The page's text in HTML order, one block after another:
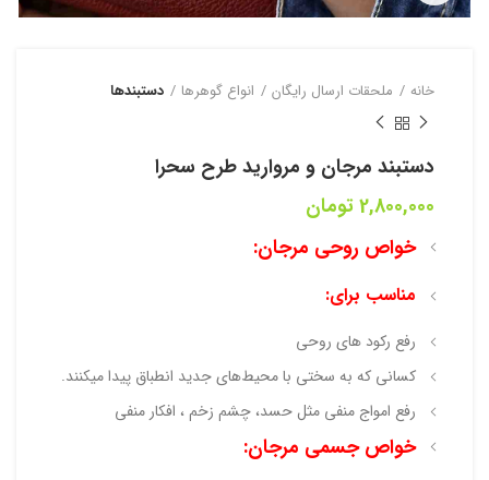
خانه ملحقات ارسال رایگان انواع گوهرها دستبند‌ها
دستبند مرجان و مروارید طرح سحرا
2,800,000تومان
خواص روحی مرجان:
مناسب برای:
رفع رکود های روحی
کسانی که به سختی با محیط‌های جدید انطباق پیدا میکنند.
رفع امواج منفی مثل حسد، چشم زخم ، افکار منفی
خواص جسمی مرجان: